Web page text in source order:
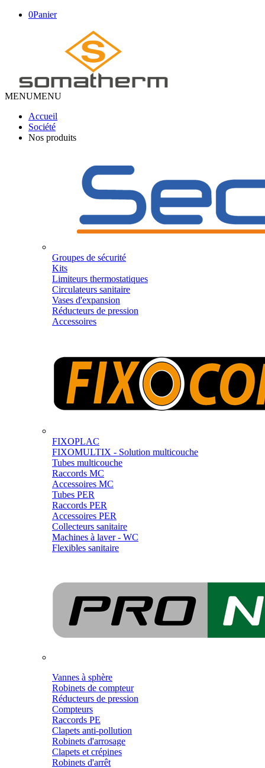
0Panier
MENUMENU
Accueil
Société
Nos produits
Groupes de sécurité
Kits
Limiteurs thermostatiques
Circulateurs sanitaire
Vases d'expansion
Réducteurs de pression
Accessoires
FIXOPLAC
FIXOMULTIX - Solution multicouche
Tubes multicouche
Raccords MC
Accessoires MC
Tubes PER
Raccords PER
Accessoires PER
Collecteurs sanitaire
Machines à laver - WC
Flexibles sanitaire
Vannes à sphère
Robinets de compteur
Réducteurs de pression
Compteurs
Raccords PE
Clapets anti-pollution
Robinets d'arrosage
Clapets et crépines
Robinets d'arrêt